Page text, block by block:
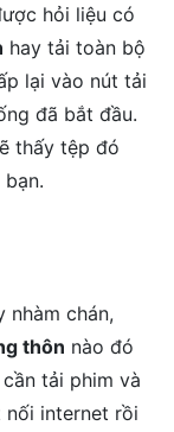
hỏi liệu có
hay tải toàn bộ
lại vào nút tải
đã bắt đầu.
thấy tệp đó
chán,
thôn nào đó
tải phim và
nối internet rồi